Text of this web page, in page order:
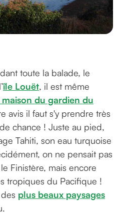
toute la balade, le
île Louët, il est même
du gardien du
avis il faut s'y prendre très
chance ! Juste au pied,
Tahiti, son eau turquoise
on ne pensait pas
Finistère, mais encore
tropiques du Pacifique !
plus beaux paysages